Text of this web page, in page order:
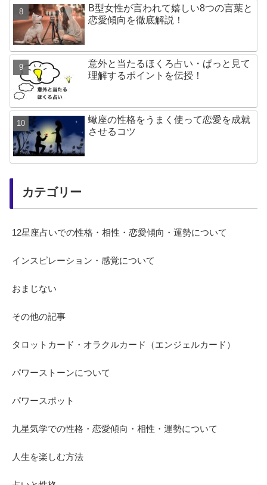
B型女性が言われて嬉しい8つの言葉と
恋愛傾向を徹底解説！
意外と当たるほくろ占い・ぱっと見て
理解するポイントを伝授！
蠍座の性格をうまく使って恋愛を成就
させるコツ
カテゴリー
12星座占いでの性格・相性・恋愛傾向・運勢について
インスピレーション・感覚について
おまじない
その他の記事
タロットカード・オラクルカード（エンジェルカード）
パワーストーンについて
パワースポット
九星気学での性格・恋愛傾向・相性・運勢について
人生を楽しむ方法